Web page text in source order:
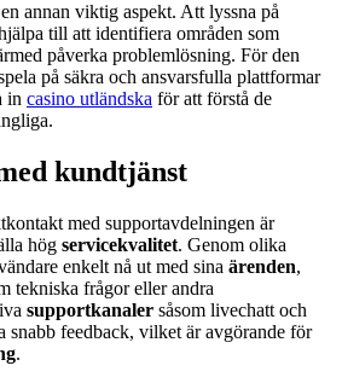
annan viktig aspekt. Att lyssna på
till att identifiera områden som
påverka problemlösning. För den
på säkra och ansvarsfulla plattformar
in casino utländska för att förstå de
kundtjänst
med supportavdelningen är
hög servicekvalitet. Genom olika
enkelt nå ut med sina ärenden,
tekniska frågor eller andra
supportkanaler såsom livechatt och
snabb feedback, vilket är avgörande för
.